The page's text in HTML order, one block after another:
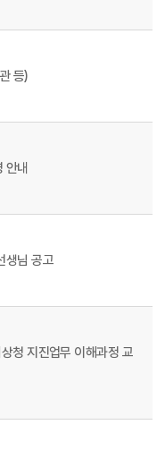
등)
안내
생님 공고
청 지진업무 이해과정 교